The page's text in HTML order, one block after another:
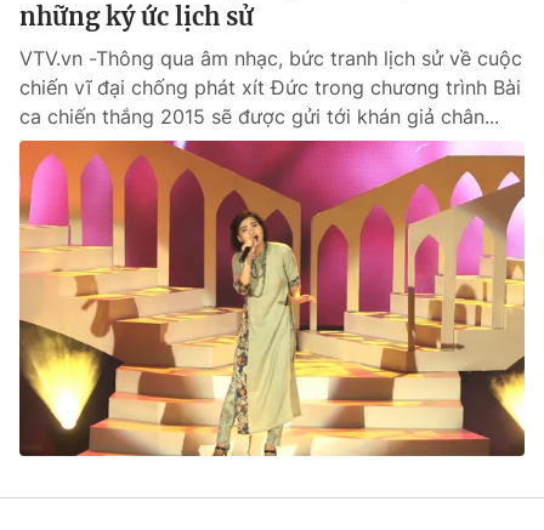
những ký ức lịch sử
VTV.vn -Thông qua âm nhạc, bức tranh lịch sử về cuộc
chiến vĩ đại chống phát xít Đức trong chương trình Bài
ca chiến thắng 2015 sẽ được gửi tới khán giả chân...